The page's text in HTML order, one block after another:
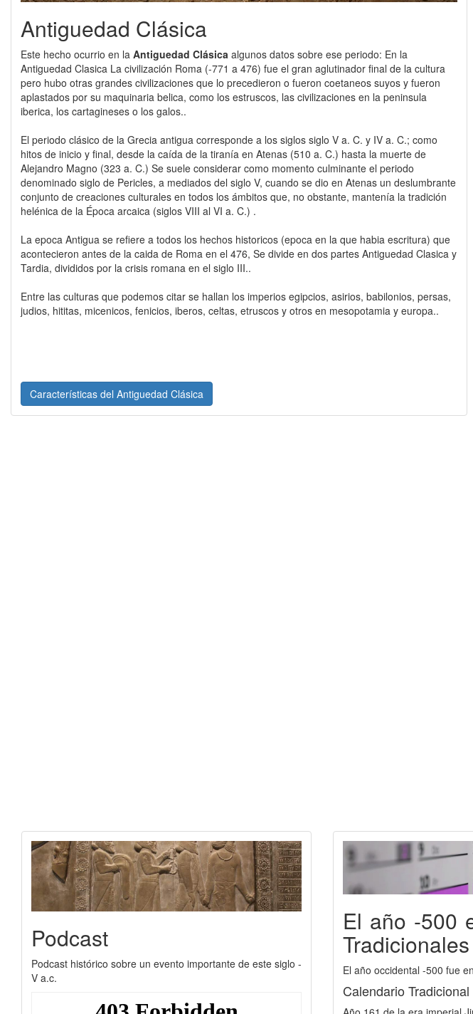
Antiguedad Clásica
Este hecho ocurrio en la Antiguedad Clásica algunos datos sobre ese periodo: En la
Antiguedad Clasica La civilización Roma (-771 a 476) fue el gran aglutinador final de la cultura
pero hubo otras grandes civilizaciones que lo precedieron o fueron coetaneos suyos y fueron
aplastados por su maquinaria belica, como los estruscos, las civilizaciones en la peninsula
iberica, los cartagineses o los galos..
El periodo clásico de la Grecia antigua corresponde a los siglos siglo V a. C. y IV a. C.; como
hitos de inicio y final, desde la caída de la tiranía en Atenas (510 a. C.) hasta la muerte de
Alejandro Magno (323 a. C.) Se suele considerar como momento culminante el periodo
denominado siglo de Pericles, a mediados del siglo V, cuando se dio en Atenas un deslumbrante
conjunto de creaciones culturales en todos los ámbitos que, no obstante, mantenía la tradición
helénica de la Época arcaica (siglos VIII al VI a. C.) .
La epoca Antigua se refiere a todos los hechos historicos (epoca en la que habia escritura) que
acontecieron antes de la caida de Roma en el 476, Se divide en dos partes Antiguedad Clasica y
Tardia, divididos por la crisis romana en el siglo III..
Entre las culturas que podemos citar se hallan los imperios egipcios, asirios, babilonios, persas,
judios, hititas, micenicos, fenicios, iberos, celtas, etruscos y otros en mesopotamia y europa..
Características del Antiguedad Clásica
Podcast
Podcast histórico sobre un evento importante de este siglo -
V a.c.
El año -500
Tradicionales
El año occidental -500 fue
Calendario